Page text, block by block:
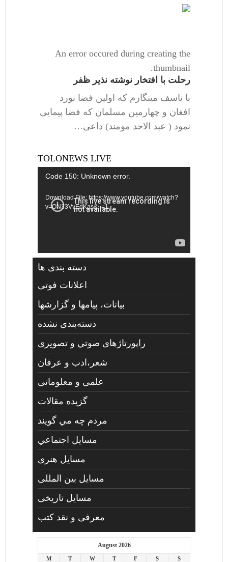
An error occured during creating the
thumbnail.
رحلت با افتخار نوشته نذیر ظفر
با تاسف مینگارم که اولین فضا نورد
افغان و چهارمین مسلمان که فضا پیمایی
نمود ( عبد الاحد مومند) داعی…
TOLONEWS LIVE
Video
Code 150: Unknown error.
Download File: https://www.youtube.com/watch?
v=ON33VvEdKas&_=1
دسته بندی ها
اعلانات فوتی
بیانات، پیامها و گزارشها
دسته‌بندی نشده
راپورتاژهای صوتي و تصويری
شعر،ادب و عرفان
علمی و معلوماتی
گزیده مقالات
مردم چه مي گويند
مسايل اجتماعي
مسايل هنری
مسایل بین المللی
مسایل تاریخی
معرفی و نقد کتب
August 2026
M T W T F S S